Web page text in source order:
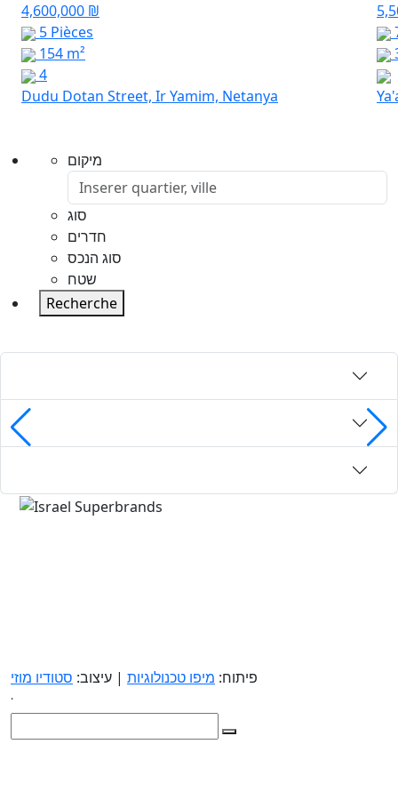
4,600,000 ₪
5 Pièces
154 m²
4
Dudu Dotan Street, Ir Yamim, Netanya
מיקום
סוג
חדרים
סוג הנכס
שטח
Recherche
פיתוח: מיפו טכנולוגיות | עיצוב: סטודיו מוזי
.